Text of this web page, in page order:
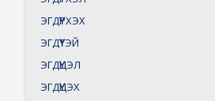
ЭГДҮҮРХЭХ
ЭГДҮҮТЭЙ
ЭГДҮҮЦЭЛ
ЭГДҮҮЦЭХ